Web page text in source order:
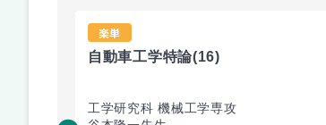
楽単
自動車工学特論(16)
工学研究科 機械工学専攻